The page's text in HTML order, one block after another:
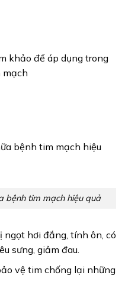
khảo để áp dụng trong
mạch
bệnh tim mạch hiệu quả
hơi đắng, tính ôn, có
sưng, giảm đau.
vệ tim chống lại những